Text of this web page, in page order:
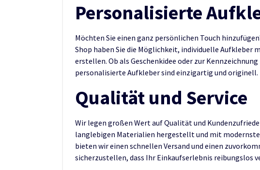
Personalisierte
Möchten Sie einen ganz persönlichen Touch
Shop haben Sie die Möglichkeit, individuelle Aufkleber
erstellen. Ob als Geschenkidee oder zur
personalisierte Aufkleber sind einzigartig und originell.
Qualität und Service
Wir legen großen Wert auf Qualität und
langlebigen Materialien hergestellt und mit
bieten wir einen schnellen Versand und einen
sicherzustellen, dass Ihr Einkaufserlebnis reibungslos